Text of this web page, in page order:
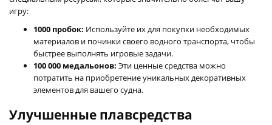
игру:
1000 пробок: Используйте их для покупки необходимых
материалов и починки своего водного транспорта, чтобы
быстрее выполнять игровые задачи.
100 000 медальонов: Эти ценные средства можно
потратить на приобретение уникальных декоративных
элементов для вашего судна.
Улучшенные плавсредства